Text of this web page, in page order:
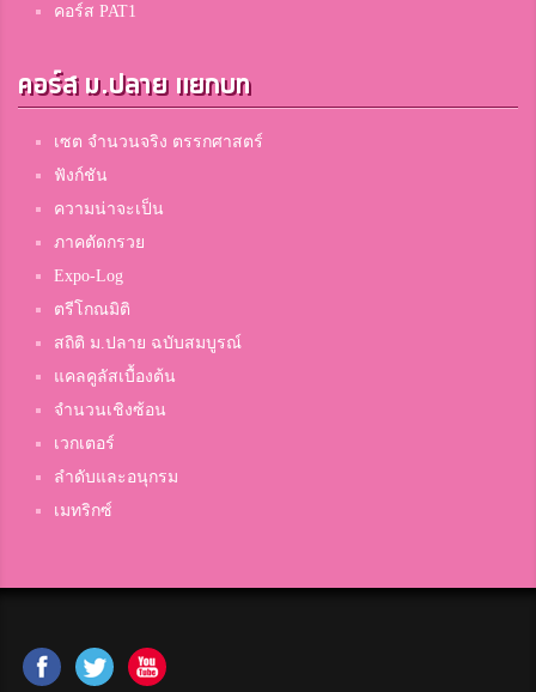
คอร์ส PAT1
คอร์ส ม.ปลาย แยกบท
เซต จำนวนจริง ตรรกศาสตร์
ฟังก์ชัน
ความน่าจะเป็น
ภาคตัดกรวย
Expo-Log
ตรีโกณมิติ
สถิติ ม.ปลาย ฉบับสมบูรณ์
แคลคูลัสเบื้องต้น
จำนวนเชิงซ้อน
เวกเตอร์
ลำดับและอนุกรม
เมทริกซ์